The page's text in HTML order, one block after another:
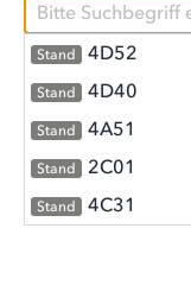
Stand 4D52
Stand 4D40
Stand 4A51
Stand 2C01
Stand 4C31
Es wurden leider